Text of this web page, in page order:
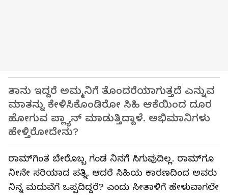
ತಾನು ಇದ್ದರೆ ಅಮ್ಮನಿಗೆ ತೊಂದರೆಯಾಗುತ್ತದೆ ಎನ್ನುವ
ಮಾತನ್ನು ಕೇಳಿಸಿಕೊಂಡಿರೋ ಸಿಹಿ ಆಕೆಯಿಂದ ದೂರ
ಹೋಗುವ ಪ್ಲ್ಯಾನ್​ ಮಾಡುತ್ತಿದ್ದಾಳೆ. ಅಭಿಮಾನಿಗಳು
ಹೇಳ್ತಿರೋದೇನು?
ರಾಮ್​ಗಿಂತ ಬೇರೊಬ್ಬ ಗಂಡ ನಿನಗೆ ಸಿಗುವುದಿಲ್ಲ. ರಾಮ್​ಗೂ
ನೀನೇ ಸರಿಯಾದ ಪತ್ನಿ. ಆದರೆ ಸಿಹಿಯ ಕಾರಣದಿಂದ ಅವರು
ನಿನ್ನ ಮದುವೆಗೆ ಒಪ್ಪದಿದ್ದರೆ? ಎಂದು ಸೀತಾಳಿಗೆ ಹೇಳುವಾಗಲೇ